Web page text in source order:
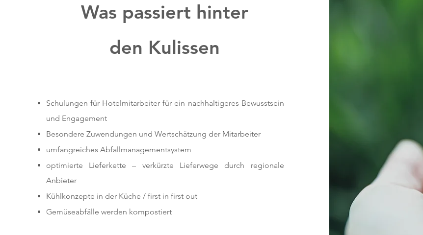
Was passiert hinter
den Kulissen
Schulungen für Hotelmitarbeiter für ein nachhaltigeres Bewusstsein
und Engagement
Besondere Zuwendungen und Wertschätzung der Mitarbeiter
umfangreiches Abfallmanagementsystem
optimierte Lieferkette – verkürzte Lieferwege durch regionale
Anbieter
Kühlkonzepte in der Küche / first in first out
Gemüseabfälle werden kompostiert